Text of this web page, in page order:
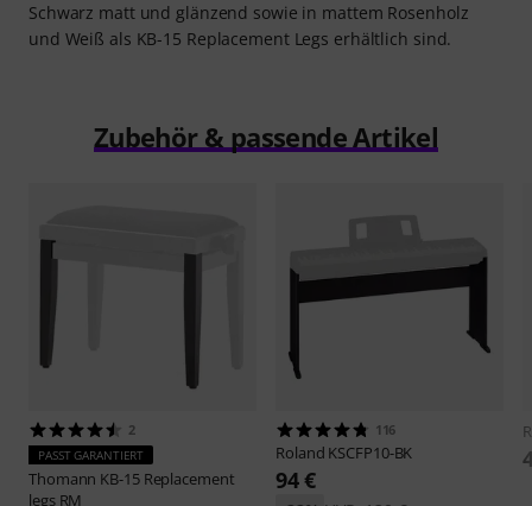
Schwarz matt und glänzend sowie in mattem Rosenholz
und Weiß als KB-15 Replacement Legs erhältlich sind.
Zubehör & passende Artikel
2
PASST GARANTIERT
Thomann KB-15 Replacement
legs RM
116
Roland KSCFP10-BK
94 €